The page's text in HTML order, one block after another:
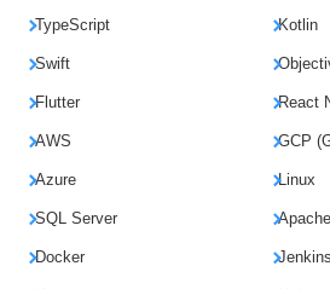
TypeScript Kotlin
Swift
Flutter React
AWS GCP
Azure Linux
SQL Server Apache
Docker Jenkins